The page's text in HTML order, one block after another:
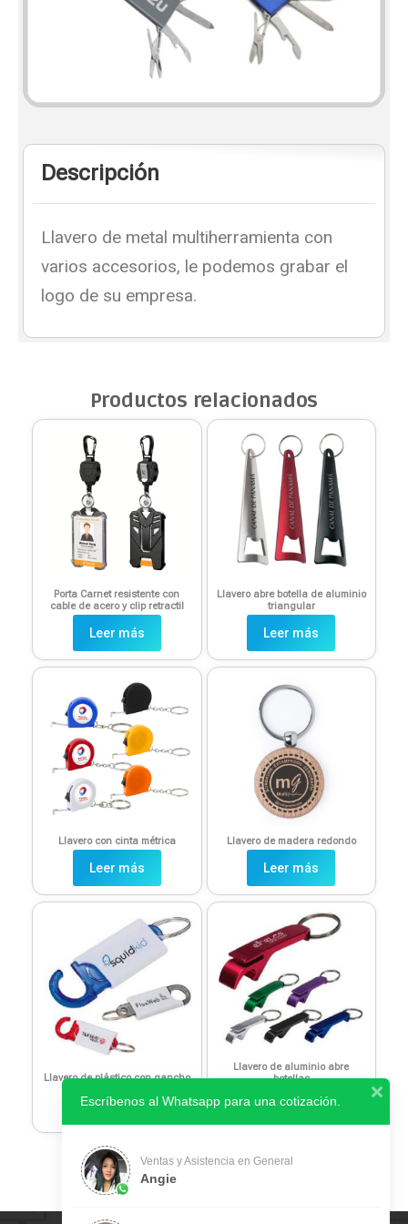
Descripción
Llavero de metal multiherramienta con
varios accesorios, le podemos grabar el
logo de su empresa.
Productos relacionados
Porta Carnet resistente con
cable de acero y clip retractil
Leer más
Llavero abre botella de aluminio
triangular
Leer más
Llavero con cinta métrica
Leer más
Llavero de madera redondo
Leer más
Llavero de plástico con gancho
Leer más
Llavero de aluminio abre
botellas
Leer más
Escríbenos al Whatsapp para una cotización.
Ventas y Asistencia en General
Angie